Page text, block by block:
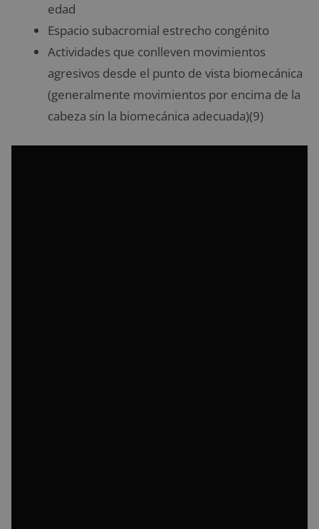
edad
Espacio subacromial estrecho congénito
Actividades que conlleven movimientos
agresivos desde el punto de vista biomecánica
(generalmente movimientos por encima de la
cabeza sin la biomecánica adecuada)(9)